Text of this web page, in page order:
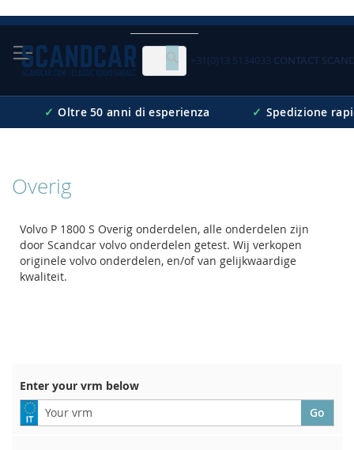
Skip
Content
Cerca
+31(0)13 5134033 CONTACT
✓ Oltre 50 anni di esperienza ✓ Spedizione
Overig
Volvo P 1800 S Overig onderdelen, alle onderdelen zijn
door Scandcar volvo onderdelen getest. Wij verkopen
originele volvo onderdelen, en/of van gelijkwaardige
kwaliteit.
Enter your vrm below